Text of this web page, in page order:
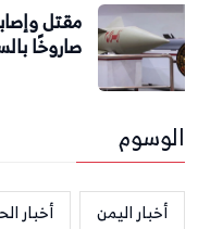
صاروخًا بالستيًا و15 طائرة
الوسوم
أخبار اليمن أخبار